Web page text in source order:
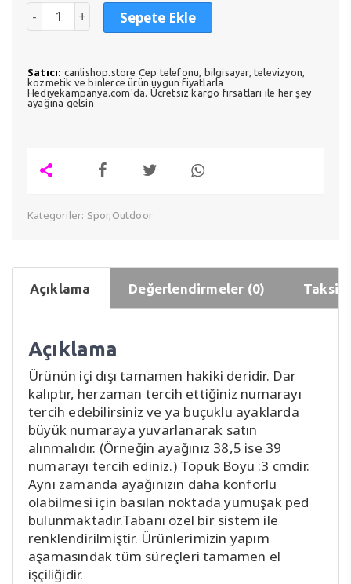
Sepete Ekle
Satıcı: canlishop.store Cep telefonu, bilgisayar, televizyon,
kozmetik ve binlerce ürün uygun fiyatlarla
Hediyekampanya.com'da. Ücretsiz kargo fırsatları ile her şey
ayağına gelsin
Kategoriler: Spor,Outdoor
Açıklama Değerlendirmeler (0) Taksit
Açıklama
Ürünün içi dışı tamamen hakiki deridir. Dar
kalıptır, herzaman tercih ettiğiniz numarayı
tercih edebilirsiniz ve ya buçuklu ayaklarda
büyük numaraya yuvarlanarak satın
alınmalıdır. (Örneğin ayağınız 38,5 ise 39
numarayı tercih ediniz.) Topuk Boyu :3 cmdir.
Aynı zamanda ayağınızın daha konforlu
olabilmesi için basılan noktada yumuşak ped
bulunmaktadır.Tabanı özel bir sistem ile
renklendirilmiştir. Ürünlerimizin yapım
aşamasındak tüm süreçleri tamamen el
işçiliğidir.